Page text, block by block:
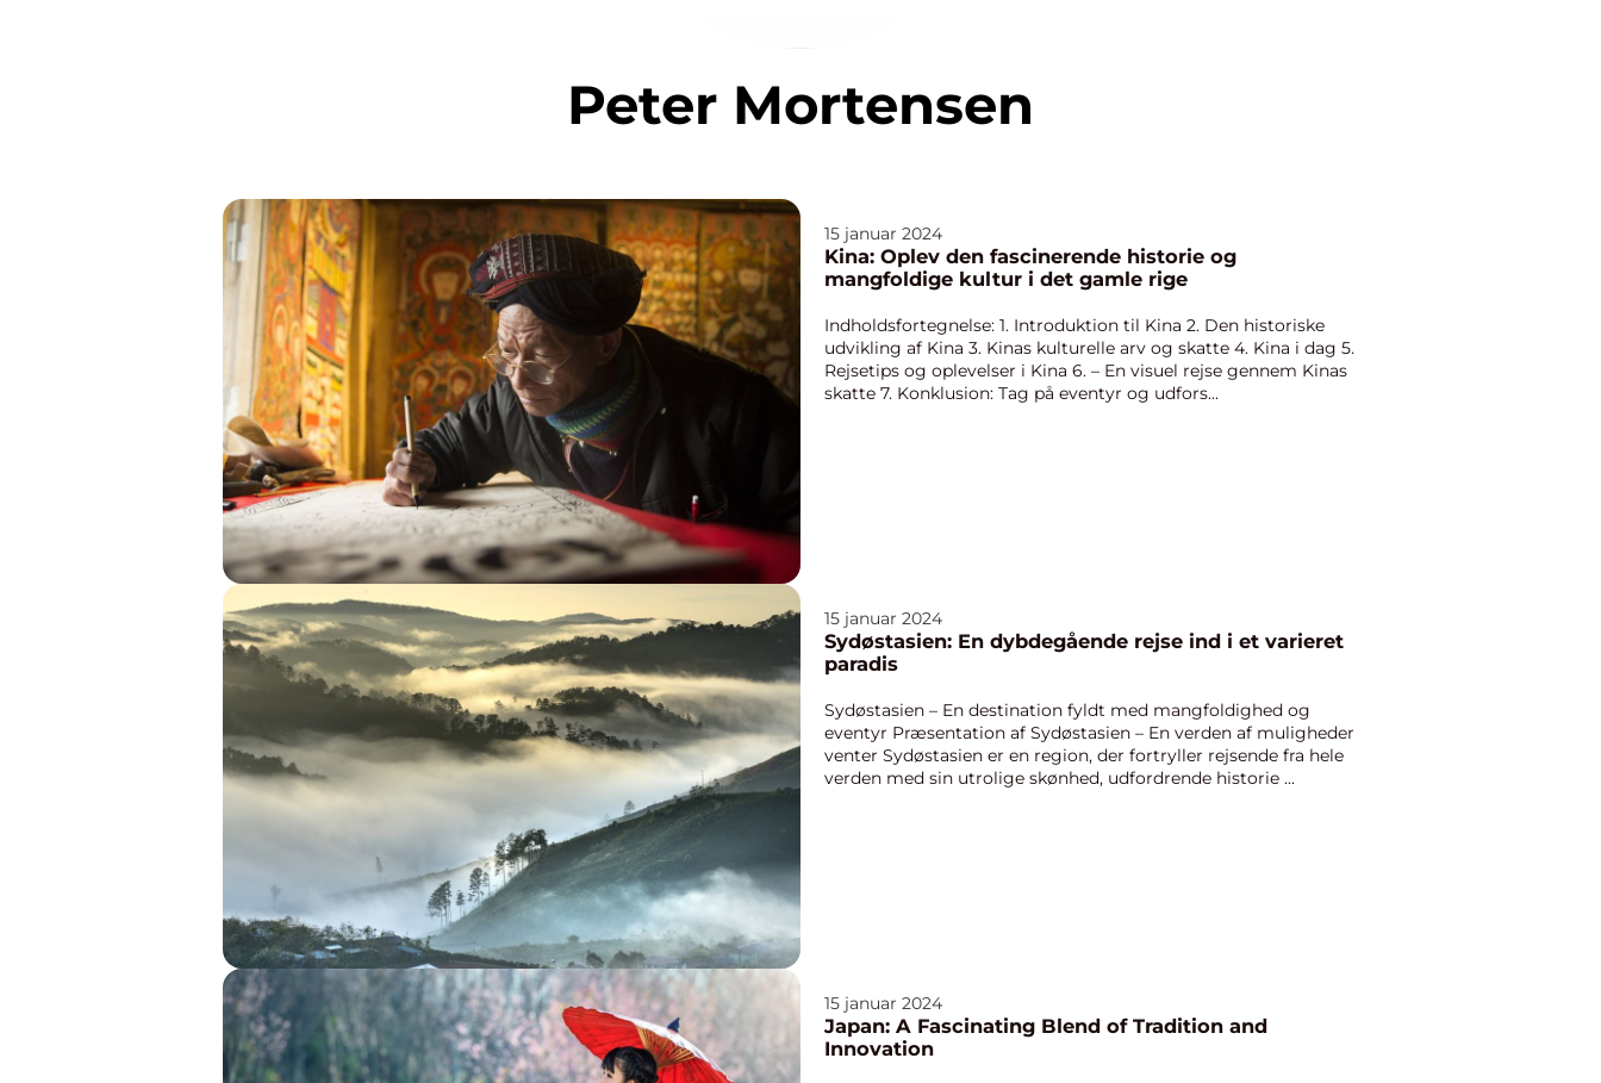
Peter Mortensen
15 januar 2024
Kina: Oplev den fascinerende historie og
mangfoldige kultur i det gamle rige
Indholdsfortegnelse: 1. Introduktion til Kina 2. Den historiske
udvikling af Kina 3. Kinas kulturelle arv og skatte 4. Kina i dag 5.
Rejsetips og oplevelser i Kina 6. – En visuel rejse gennem Kinas
skatte 7. Konklusion: Tag på eventyr og udfors...
15 januar 2024
Sydøstasien: En dybdegående rejse ind i et varieret
paradis
Sydøstasien – En destination fyldt med mangfoldighed og
eventyr Præsentation af Sydøstasien – En verden af muligheder
venter Sydøstasien er en region, der fortryller rejsende fra hele
verden med sin utrolige skønhed, udfordrende historie ...
15 januar 2024
Japan: A Fascinating Blend of Tradition and
Innovation